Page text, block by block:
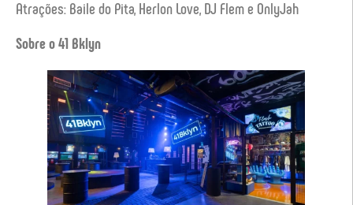
Atrações: Baile do Pita, Herlon Love, DJ Flem e OnlyJah
Sobre o 41 Bklyn